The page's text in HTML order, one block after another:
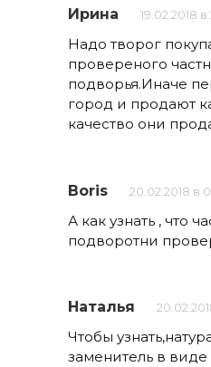
Ирина 19.02.2018
Надо творог
провереного
подворья.Иначе
город и продают
качество они
Boris 20.02.2018 в
А как узнать , что
подворотни
Наталья
Чтобы
заменитель в